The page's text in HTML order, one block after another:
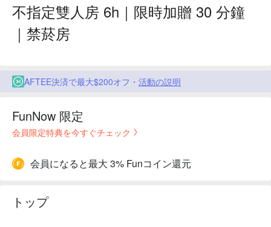
不指定雙人房 6h｜限時加贈 30 分鐘
｜禁菸房
AFTEE決済で最大$200オフ・ 活動の説明
FunNow 限定
会員限定特典を今すぐチェック
会員になると最大 3% Funコイン還元
トップ